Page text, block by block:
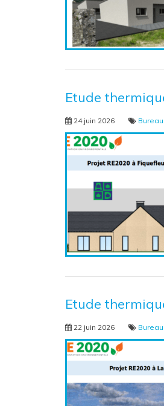
Etude
24 juin 2026
Etude
22 juin 2026